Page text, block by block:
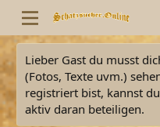
Lieber Gast du musst
(Fotos, Texte uvm.)
registriert bist, kannst
aktiv daran beteiligen.